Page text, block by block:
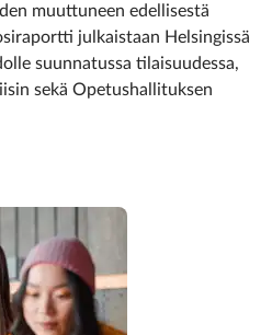
muuttuneen edellisestä
julkaistaan Helsingissä
suunnatussa tilaisuudessa,
sekä Opetushallituksen